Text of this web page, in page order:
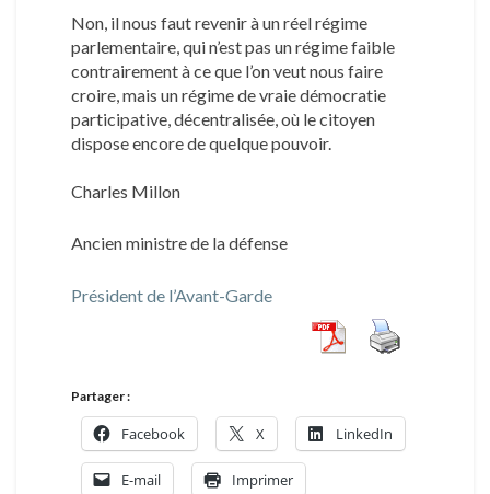
Non, il nous faut revenir à un réel régime
parlementaire, qui n’est pas un régime faible
contrairement à ce que l’on veut nous faire
croire, mais un régime de vraie démocratie
participative, décentralisée, où le citoyen
dispose encore de quelque pouvoir.
Charles Millon
Ancien ministre de la défense
Président de l’Avant-Garde
Partager :
Facebook X LinkedIn
E-mail Imprimer